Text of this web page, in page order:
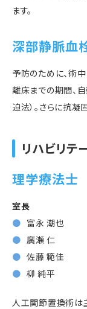
ます。
深部静脈血
予防のために、術
離床までの期間、
迫法）。さらに抗
リハビリテ
理学療法士
室長
富永 潮也
廣瀬 仁
佐藤 範佳
柳 純平
人工関節置換術は